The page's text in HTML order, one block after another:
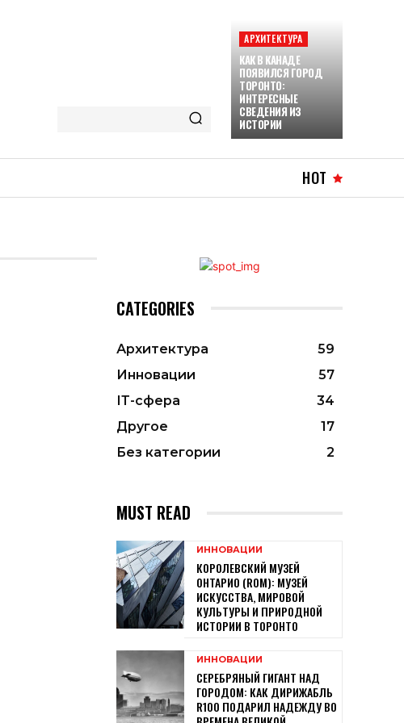
АРХИТЕКТУРА
КАК В КАНАДЕ
ПОЯВИЛСЯ ГОРОД
ТОРОНТО:
ИНТЕРЕСНЫЕ
СВЕДЕНИЯ ИЗ
ИСТОРИИ
HOT
CATEGORIES
Архитектура
59
Инновации
57
ІТ-сфера
34
Другое
17
Без категории
2
MUST READ
ИННОВАЦИИ
КОРОЛЕВСКИЙ МУЗЕЙ
ОНТАРИО (ROM): МУЗЕЙ
ИСКУССТВА, МИРОВОЙ
КУЛЬТУРЫ И ПРИРОДНОЙ
ИСТОРИИ В ТОРОНТО
ИННОВАЦИИ
СЕРЕБРЯНЫЙ ГИГАНТ НАД
ГОРОДОМ: КАК ДИРИЖАБЛЬ
R100 ПОДАРИЛ НАДЕЖДУ ВО